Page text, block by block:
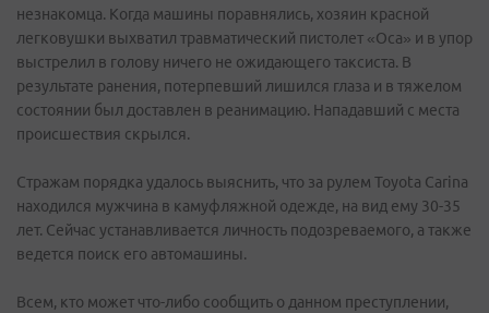
незнакомца. Когда машины поравнялись, хозяин красной
легковушки выхватил травматический пистолет «Оса» и в упор
выстрелил в голову ничего не ожидающего таксиста. В
результате ранения, потерпевший лишился глаза и в тяжелом
состоянии был доставлен в реанимацию. Нападавший с места
происшествия скрылся.
Стражам порядка удалось выяснить, что за рулем Toyota Carina
находился мужчина в камуфляжной одежде, на вид ему 30-35
лет. Сейчас устанавливается личность подозреваемого, а также
ведется поиск его автомашины.
Всем, кто может что-либо сообщить о данном преступлении,